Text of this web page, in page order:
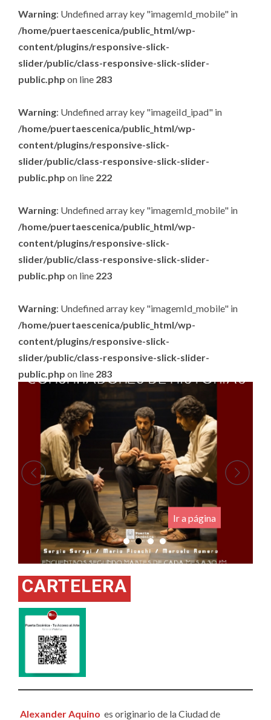
Warning: Undefined array key "imagemId_mobile" in
/home/puertaescenica/public_html/wp-
content/plugins/responsive-slick-
slider/public/class-responsive-slick-slider-
public.php on line 283
Warning: Undefined array key "imageiId_ipad" in
/home/puertaescenica/public_html/wp-
content/plugins/responsive-slick-
slider/public/class-responsive-slick-slider-
public.php on line 222
Warning: Undefined array key "imagemId_mobile" in
/home/puertaescenica/public_html/wp-
content/plugins/responsive-slick-
slider/public/class-responsive-slick-slider-
public.php on line 223
Warning: Undefined array key "imagemId_mobile" in
/home/puertaescenica/public_html/wp-
content/plugins/responsive-slick-
slider/public/class-responsive-slick-slider-
public.php on line 283
.
Ir a página
CARTELERA
Alexander Aquino es originario de la Ciudad de